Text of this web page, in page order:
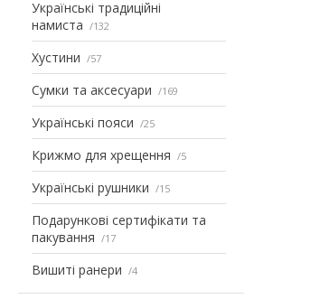
Українські традиційні
намиста
132
Хустини 57
Сумки та аксесуари 169
Українські пояси 25
Крижмо для хрещення 5
Українські рушники 15
Подарункові сертифікати та
пакування
17
Вишиті ранери 4